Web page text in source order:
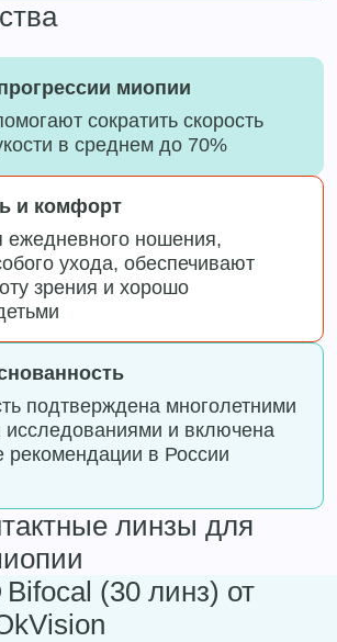
миопии
сократить скорость
в среднем до 70%
и комфорт
ежедневного ношения,
ухода, обеспечивают
зрения и хорошо
подтверждена многолетними
исследованиями и включена
рекомендации в России
линзы для
Bifocal (30 линз) от